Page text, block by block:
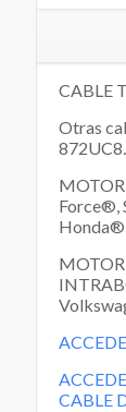
CABLE
Otras
872UC8.
Force®,
CABLE